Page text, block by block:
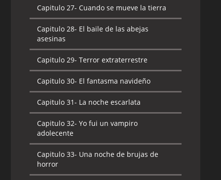
Capitulo 27- Cuando se mueve la tierra
Capitulo 28- El baile de las abejas
asesinas
Capitulo 29- Terror extraterrestre
Capitulo 30- El fantasma navideño
Capitulo 31- La noche escarlata
Capitulo 32- Yo fui un vampiro
adolecente
Capitulo 33- Una noche de brujas de
horror